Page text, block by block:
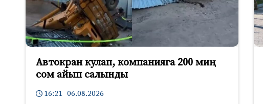
Автокран кулап, компанияга 200 миң
сом айып салынды
16:21 06.08.2026